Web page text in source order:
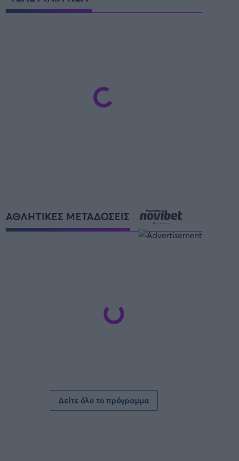
από την Πόλη
CHAMPIONS LEAGUE
STOIXIMAN
SUPER CUP Ελλάδας
ΑΘΛΗΤΙΚΕΣ ΜΕΤΑΔΟΣΕΙΣ
Δείτε όλο το πρόγραμμα